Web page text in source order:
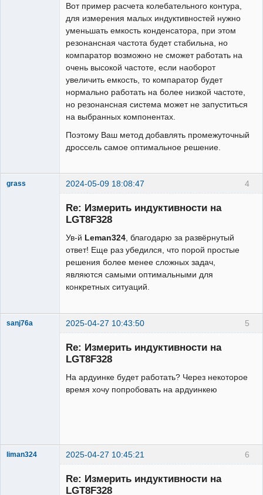
(1<<C0PS0);
  /*
  C0BG C0PS0 Источник входного сигнала
AC0
  0    0     AC0P
  0    1     ACXP
  1    0     DAO
  */
  delay(100);
}
void loop() {
-12))*1000000.0;
if(l_iz>100000||l_iz<0){l_iz=0;}
Serial.print(l_iz,2);Serial.println("
uH");
u8g.setFont(u8g_font_profont29r);u8g.s
etPrintPos(0,25);
    if(l_iz>=1000)
{u8g.print(l_iz/1000,2);u8g.drawStr(97
  }while( u8g.nextPage() );
delay(1000);
ISR(TIMER3_vect) {
  if (TIFR3 & (1 << OCF3A)){
      TIFR3 = 1 << OCF3A;
Вот пример расчета колебательного контура,
для измерения малых индуктивностей нужно
уменьшать емкость конденсатора, при этом
резонансная частота будет стабильна, но
компаратор возможно не сможет работать на
очень высокой частоте, если наоборот
увеличить емкость, то компаратор будет
нормально работать на более низкой частоте,
но резонансная система может не запуститься
на выбранных компонентах.
Поэтому Ваш метод добавлять промежуточный
дроссель самое оптимальное решение.
4
grass 2024-05-09 18:08:47
Re: Измерить индуктивности на
LGT8F328
Ув-й Leman324 , благодарю за развёрнутый
ответ! Еще раз убедился, что порой простые
решения более менее сложных задач,
являются самыми оптимальными для
конкретных ситуаций.
5
sanj76a 2025-04-27 10:43:50
Re: Измерить индуктивности на
LGT8F328
На ардуинке будет работать? Через некоторое
время хочу попробовать на ардуинкею
6
liman324 2025-04-27 10:45:21
Re: Измерить индуктивности на
LGT8F328